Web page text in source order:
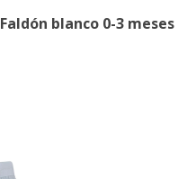
Faldón blanco 0-3 meses